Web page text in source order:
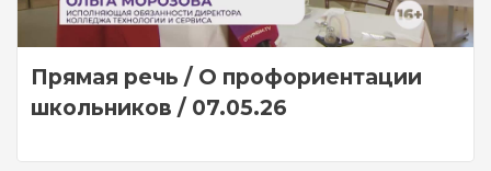
Прямая речь / О профориентации
школьников / 07.05.26